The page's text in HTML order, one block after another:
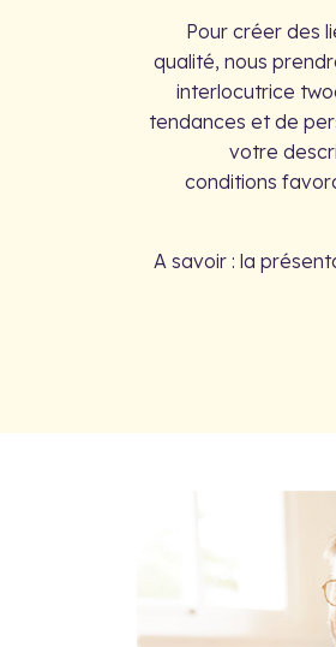
Pour créer des
qualité, nous
interlocutrice
tendances et de
votre
conditions
A savoir : la